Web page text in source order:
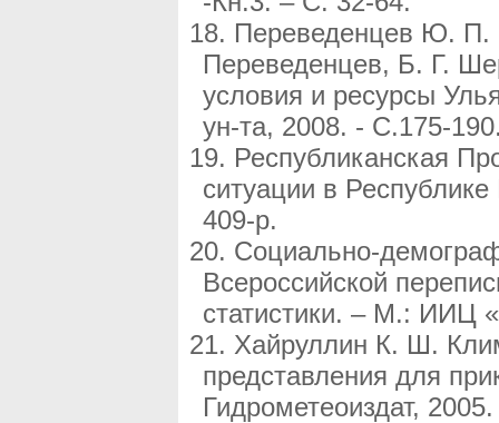
Переведенцев Ю. П.
Переведенцев, Б. Г.
условия и ресурсы
ун-та, 2008. - C.175-
Республиканская
ситуации в
409-р.
Социально-
Всероссийской
статистики. – М.: ИИЦ
Хайруллин К. Ш.
представления для
Гидрометеоиздат,